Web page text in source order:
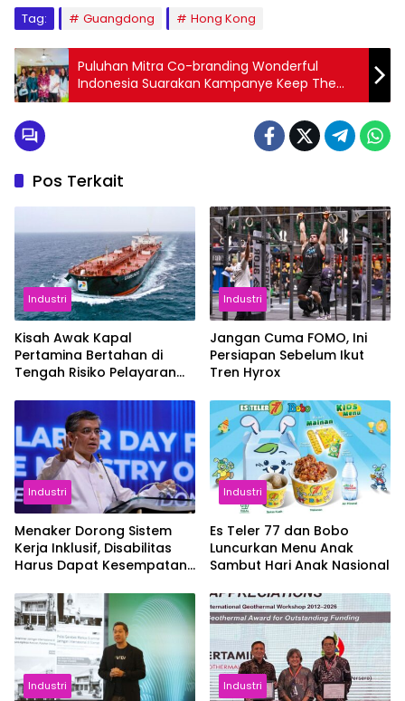
Tag: Guangdong Hong Kong
Puluhan Mitra Co-branding Wonderful
Indonesia Suarakan Kampanye Keep The
Wonder
Pos Terkait
Industri
Kisah Awak Kapal
Pertamina Bertahan di
Tengah Risiko Pelayaran
Industri
Jangan Cuma FOMO, Ini
Persiapan Sebelum Ikut
Tren Hyrox
Industri
Menaker Dorong Sistem
Kerja Inklusif, Disabilitas
Harus Dapat Kesempatan
Industri
Es Teler 77 dan Bobo
Luncurkan Menu Anak
Sambut Hari Anak Nasional
Industri Industri